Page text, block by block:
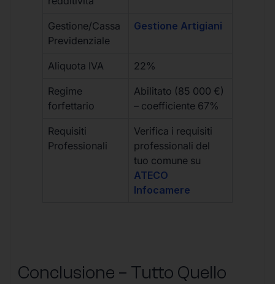
Gestione/Cassa
Previdenziale
Gestione Artigiani
Aliquota IVA 22%
Regime
forfettario
Abilitato (85 000 €)
– coefficiente 67%
Requisiti
Professionali
Verifica i requisiti
professionali del
tuo comune su
ATECO
Infocamere
Conclusione – Tutto Quello